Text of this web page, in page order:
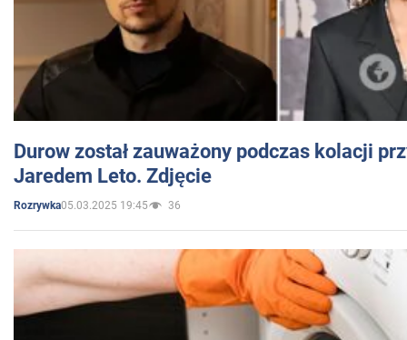
Durow został zauważony podczas kolacji
Jaredem Leto. Zdjęcie
Rozrywka05.03.2025 19:45 36